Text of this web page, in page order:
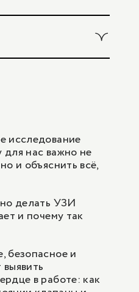
исследование
для нас важно не
и объяснить всё,
делать УЗИ
и почему так
безопасное и
в работе: как